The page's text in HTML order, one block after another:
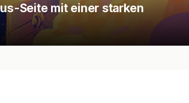
Seite mit einer starken